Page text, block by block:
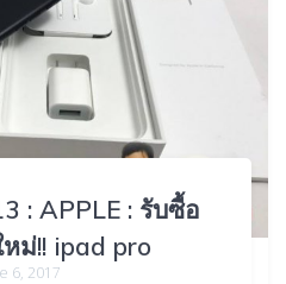
: APPLE : รับซื้อ
ม่!! ipad pro
6, 2017